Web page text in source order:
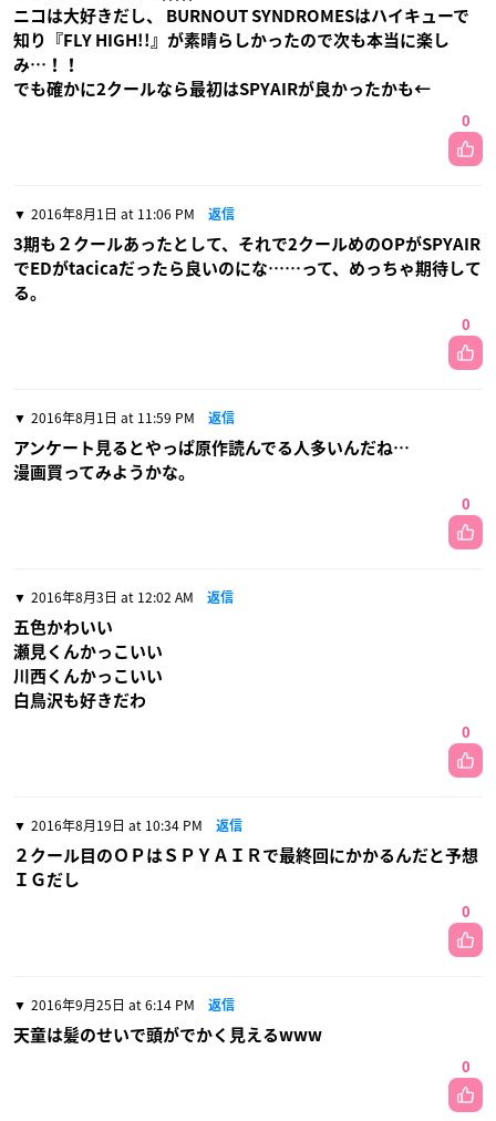
ニコは大好きだし、 BURNOUT SYNDROMESはハイキューで
知り『FLY HIGH!!』が素晴らしかったので次も本当に楽し
み…！！
でも確かに2クールなら最初はSPYAIRが良かったかも←
0
2016年8月1日 at 11:06 PM 返信
3期も２クールあったとして、それで2クールめのOPがSPYAIR
でEDがtacicaだったら良いのにな……って、めっちゃ期待して
る。
0
2016年8月1日 at 11:59 PM 返信
アンケート見るとやっぱ原作読んでる人多いんだね…
漫画買ってみようかな。
0
2016年8月3日 at 12:02 AM 返信
五色かわいい
瀬見くんかっこいい
川西くんかっこいい
白鳥沢も好きだわ
0
2016年8月19日 at 10:34 PM 返信
２クール目のＯＰはＳＰＹＡＩＲで最終回にかかるんだと予想
ＩＧだし
0
2016年9月25日 at 6:14 PM 返信
天童は髪のせいで頭がでかく見えるwww
0